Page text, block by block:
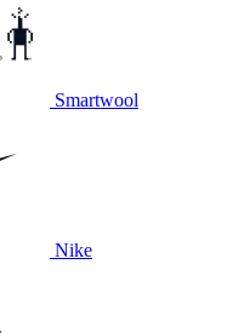
Smartwool
Nike